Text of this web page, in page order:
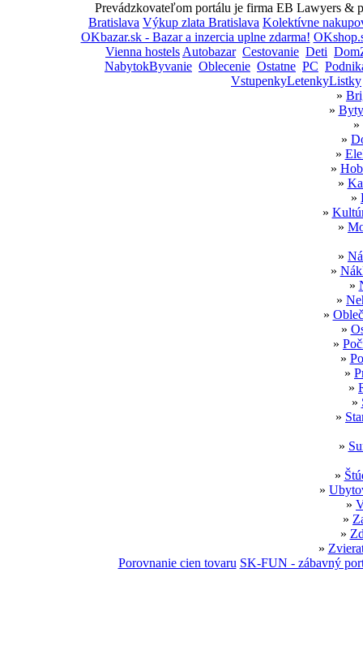
Prevádzkovateľom portálu je firma EB Lawyers &
Bratislava Výkup zlata Bratislava Kolektívne
OKbazar.sk - Bazar a inzercia uplne zdarma!
Vienna hostels Autobazar Cestovanie Deti
NabytokByvanie Oblecenie Ostatne PC
VstupenkyLetenkyListky
»
»
»
»
»
»
»
»
»
»
»
»
»
»
»
»
»
»
»
»
»
»
»
»
»
»
»
»
»
Porovnanie cien tovaru SK-FUN - zábavný